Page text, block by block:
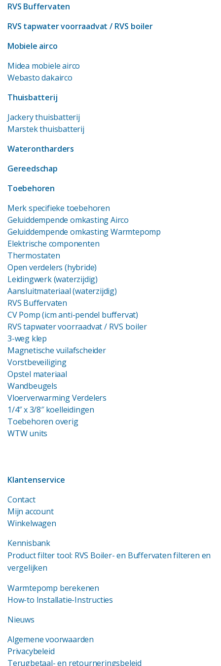
RVS Buffervaten
RVS tapwater voorraadvat / RVS boiler
Mobiele airco
Midea mobiele airco
Webasto dakairco
Thuisbatterij
Jackery thuisbatterij
Marstek thuisbatterij
Waterontharders
Gereedschap
Toebehoren
Merk specifieke toebehoren
Geluiddempende omkasting Airco
Geluiddempende omkasting Warmtepomp
Elektrische componenten
Thermostaten
Open verdelers (hybride)
Leidingwerk (waterzijdig)
Aansluitmateriaal (waterzijdig)
RVS Buffervaten
CV Pomp (icm anti-pendel buffervat)
RVS tapwater voorraadvat/ RVS boiler
3-weg klep
Magnetische vuilafscheider
Vorstbeveiliging
Opstel materiaal
Wandbeugels
Vloerverwarming Verdelers
1/4″ x 3/8″ koelleidingen
Toebehoren overig
WTW units
Klantenservice
Contact
Mijn account
Winkelwagen
Kennisbank
Product filter tool: RVS Boiler- en Buffervaten filteren en
vergelijken
Warmtepomp berekenen
How-to Installatie-Instructies
Nieuws
Algemene voorwaarden
Privacybeleid
Terugbetaal- en retourneringsbeleid